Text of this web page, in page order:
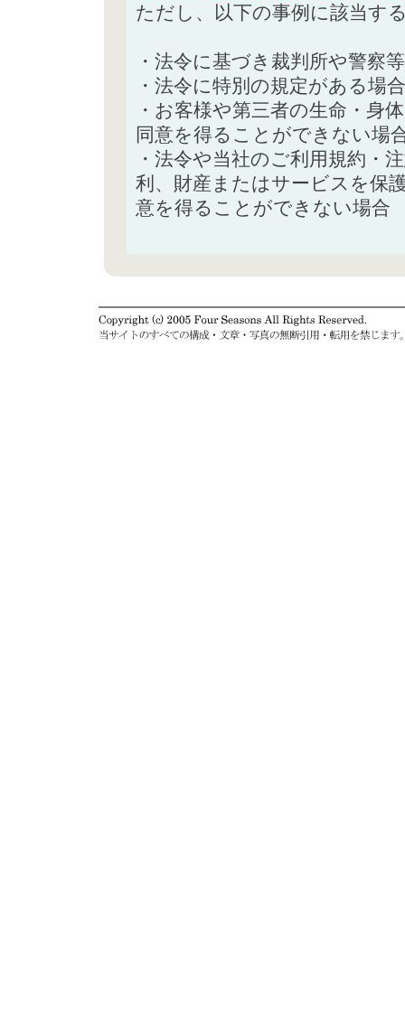
ただし、以下の事例に該当す
・法令に基づき裁判所や警察
・法令に特別の規定がある場合
・お客様や第三者の生命・身
同意を得ることができない場
・法令や当社のご利用規約・
利、財産またはサービスを保
意を得ることができない場合